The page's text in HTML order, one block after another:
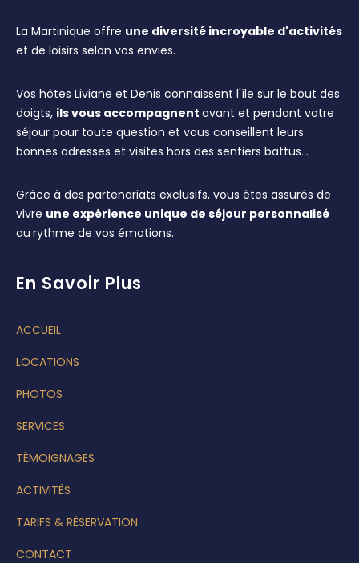
La Martinique offre une diversité incroyable d'activités
et de loisirs selon vos envies.
Vos hôtes Liviane et Denis connaissent l'île sur le bout des
doigts, ils vous accompagnent avant et pendant votre
séjour pour toute question et vous conseillent leurs
bonnes adresses et visites hors des sentiers battus…
Grâce à des partenariats exclusifs, vous êtes assurés de
vivre une expérience unique de séjour personnalisé
au rythme de vos émotions.
En Savoir Plus
ACCUEIL
LOCATIONS
PHOTOS
SERVICES
TÉMOIGNAGES
ACTIVITÉS
TARIFS & RÉSERVATION
CONTACT